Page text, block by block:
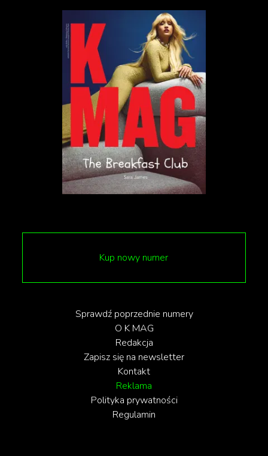
Banksy'ego na rynku sztuki. Emma Baker, dyrektor
sprzedaży dzieł sztuki współczesnej w Sotheby’s,
„Tylko Banksy potrafi to zrobić – udaje mu się
skondensować złożony problem społeczny za
pomocą ekstrawaganckiego przedmiotu”.
Mimo że kamizelka osiągnęła cenę znacznie
Kup nowy numer
Sprawdź poprzednie numery
O K MAG
Redakcja
Zapisz się na newsletter
Kontakt
Reklama
Polityka prywatności
Regulamin